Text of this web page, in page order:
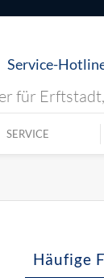
Service-
für
SERVICE
Häufige